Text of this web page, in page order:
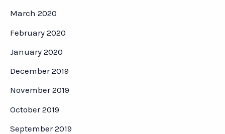
March 2020
February 2020
January 2020
December 2019
November 2019
October 2019
September 2019